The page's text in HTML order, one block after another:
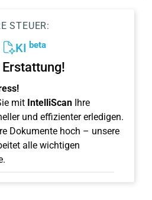
STEUER:
KI beta
mit IntelliScan Ihre
und effizienter erledigen.
Dokumente hoch – unsere
alle wichtigen